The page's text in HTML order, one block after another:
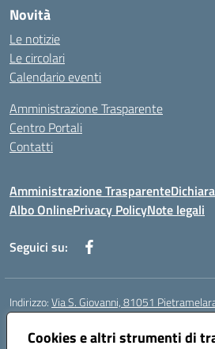
Cookies e altri strumenti di
Novità
Le notizie
Le circolari
Calendario eventi
Amministrazione Trasparente
Centro Portali
Contatti
Amministrazione Trasparente
Albo OnlinePrivacy PolicyNote legali
Seguici su:
Indirizzo:Via S. Giovanni, 81051
Centralino:
Posta elettronica certificata (PEC):